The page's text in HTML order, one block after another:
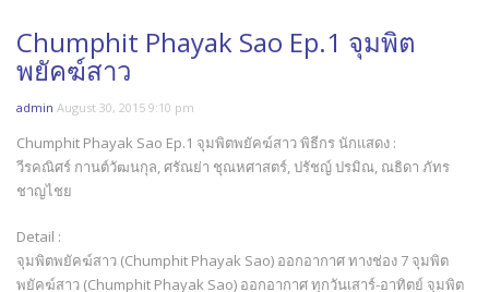
Chumphit Phayak Sao Ep.1 จุมพิต
พยัคฆ์สาว
admin August 30, 2015 9:10 pm
Chumphit Phayak Sao Ep.1 จุมพิตพยัคฆ์สาว พิธีกร นักแสดง :
วีรคณิศร์ กานต์วัฒนกุล, ศรัณย่า ชุณหศาสตร์, ปรัชญ์ ปรมิณ, ณธิดา ภัทร
ชาญไชย
Detail :
จุมพิตพยัคฆ์สาว (Chumphit Phayak Sao) ออกอากาศ ทางช่อง 7 จุมพิต
พยัคฆ์สาว (Chumphit Phayak Sao) ออกอากาศ ทุกวันเสาร์-อาทิตย์ จุมพิต